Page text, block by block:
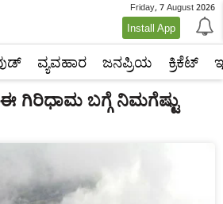
Friday, 7 August 2026
Install App
ವ್ಯವಹಾರ ಜನಪ್ರಿಯ ಕ್ರಿಕೆಟ್‌
ಗಿರಿಧಾಮ ಬಗ್ಗೆ ನಿಮಗೆಷ್ಟು